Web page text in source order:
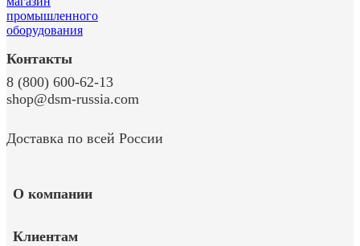
О компании
Клиентам
Контакты
8 (800) 600-62-13
shop@dsm-russia.com
Доставка по всей России